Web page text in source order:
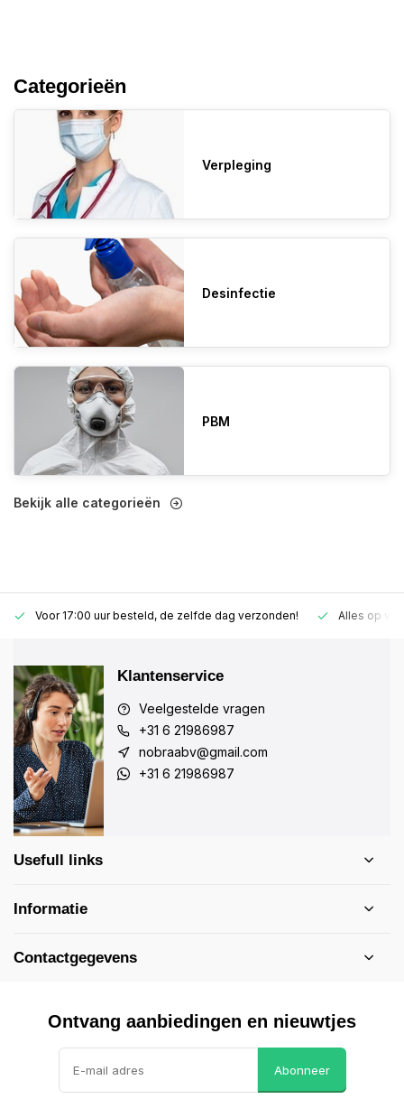
Categorieën
Verpleging
Desinfectie
PBM
Bekijk alle categorieën
Voor 17:00 uur besteld, de zelfde dag verzonden! Alles op
Klantenservice
Veelgestelde vragen
+31 6 21986987
nobraabv@gmail.com
+31 6 21986987
Usefull links
Informatie
Contactgegevens
Ontvang aanbiedingen en nieuwtjes
Abonneer